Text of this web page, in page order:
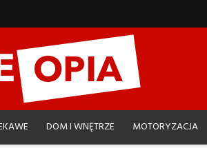
DOM I WNĘTRZE MOTORYZACJA